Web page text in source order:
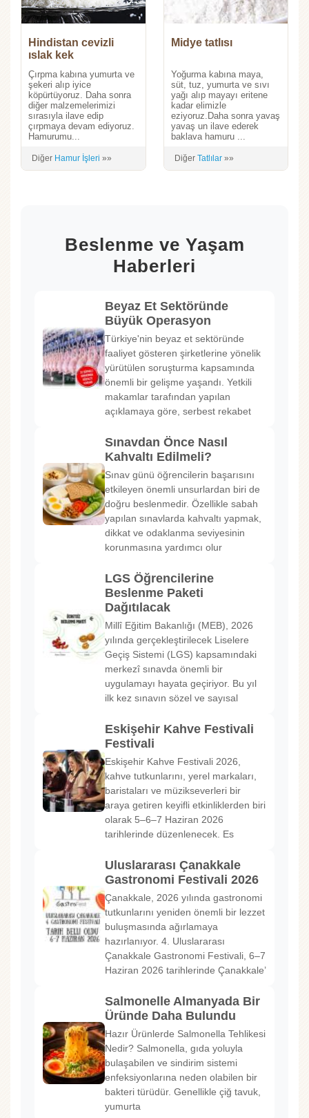
Hindistan cevizli
ıslak kek
Çırpma kabına yumurta ve
şekeri alıp iyice
köpürtüyoruz. Daha sonra
diğer malzemelerimizi
sırasıyla ilave edip
çırpmaya devam ediyoruz.
Hamurumu...
Diğer Hamur İşleri »»
Midye tatlısı
Yoğurma kabına maya,
süt, tuz, yumurta ve sıvı
yağı alıp mayayı eritene
kadar elimizle
eziyoruz.Daha sonra yavaş
yavaş un ilave ederek
baklava hamuru ...
Diğer Tatlılar»»
Beslenme ve Yaşam
Haberleri
Beyaz Et Sektöründe
Büyük Operasyon
Türkiye'nin beyaz et sektöründe
faaliyet gösteren şirketlerine yönelik
yürütülen soruşturma kapsamında
önemli bir gelişme yaşandı. Yetkili
makamlar tarafından yapılan
açıklamaya göre, serbest rekabet
Sınavdan Önce Nasıl
Kahvaltı Edilmeli?
Sınav günü öğrencilerin başarısını
etkileyen önemli unsurlardan biri de
doğru beslenmedir. Özellikle sabah
yapılan sınavlarda kahvaltı yapmak,
dikkat ve odaklanma seviyesinin
korunmasına yardımcı olur
LGS Öğrencilerine
Beslenme Paketi
Dağıtılacak
Millî Eğitim Bakanlığı (MEB), 2026
yılında gerçekleştirilecek Liselere
Geçiş Sistemi (LGS) kapsamındaki
merkezî sınavda önemli bir
uygulamayı hayata geçiriyor. Bu yıl
ilk kez sınavın sözel ve sayısal
Eskişehir Kahve Festivali
Festivali
Eskişehir Kahve Festivali 2026,
kahve tutkunlarını, yerel markaları,
baristaları ve müzikseverleri bir
araya getiren keyifli etkinliklerden biri
olarak 5–6–7 Haziran 2026
tarihlerinde düzenlenecek. Es
Uluslararası Çanakkale
Gastronomi Festivali 2026
Çanakkale, 2026 yılında gastronomi
tutkunlarını yeniden önemli bir lezzet
buluşmasında ağırlamaya
hazırlanıyor. 4. Uluslararası
Çanakkale Gastronomi Festivali, 6–7
Haziran 2026 tarihlerinde Çanakkale’
Salmonelle Almanyada Bir
Üründe Daha Bulundu
Hazır Ürünlerde Salmonella Tehlikesi
Nedir? Salmonella, gıda yoluyla
bulaşabilen ve sindirim sistemi
enfeksiyonlarına neden olabilen bir
bakteri türüdür. Genellikle çiğ tavuk,
yumurta